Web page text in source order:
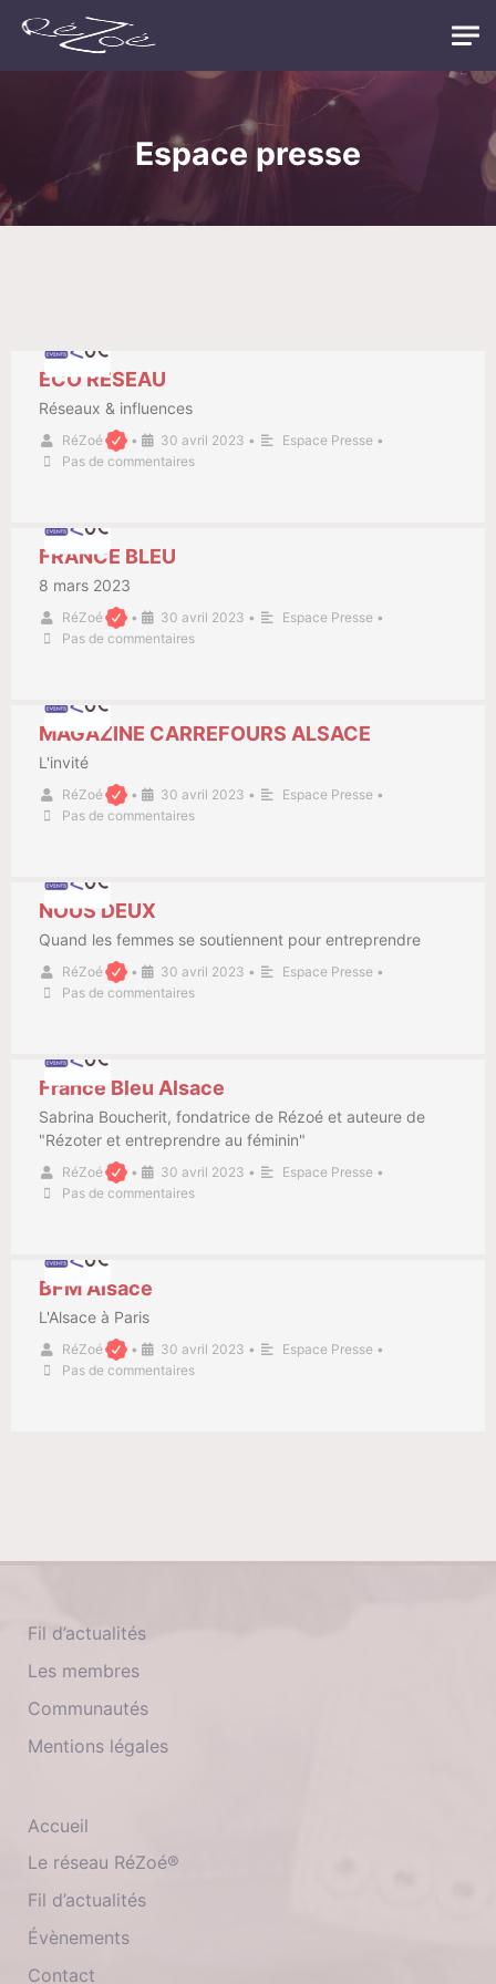
Espace presse
ÉCO RÉSEAU
Réseaux & influences
RéZoé • 30 avril 2023 • Espace Presse •
Pas de commentaires
FRANCE BLEU
8 mars 2023
RéZoé • 30 avril 2023 • Espace Presse •
Pas de commentaires
MAGAZINE CARREFOURS ALSACE
L'invité
RéZoé • 30 avril 2023 • Espace Presse •
Pas de commentaires
NOUS DEUX
Quand les femmes se soutiennent pour entreprendre
RéZoé • 30 avril 2023 • Espace Presse •
Pas de commentaires
France Bleu Alsace
Sabrina Boucherit, fondatrice de Rézoé et auteure de
"Rézoter et entreprendre au féminin"
RéZoé • 30 avril 2023 • Espace Presse •
Pas de commentaires
BFM Alsace
L'Alsace à Paris
RéZoé • 30 avril 2023 • Espace Presse •
Pas de commentaires
Fil d’actualités
Les membres
Communautés
Mentions légales
Accueil
Le réseau RéZoé®
Fil d’actualités
Évènements
Contact